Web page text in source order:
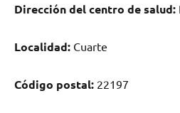
Dirección del centro dе salud:
Localidad: Cuarte
Código postal: 22197